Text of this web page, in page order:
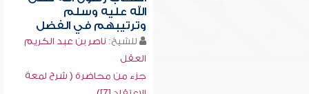
الله عليه وسلم
وترتيبهم في الفضل
للشيخ: ناصر بن عبد الكريم
العقل
جزء من محاضرة ( شرح لمعة